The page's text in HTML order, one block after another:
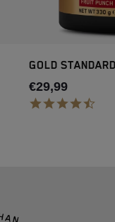
GOLD
€29,99